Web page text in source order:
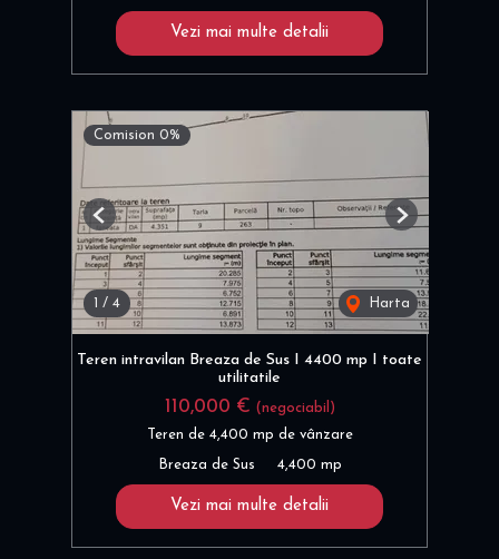
Vezi mai multe detalii
Comision 0%
1 / 4 Harta
Previous Next
Teren intravilan Breaza de Sus I 4400 mp I toate
utilitatile
110,000 € (negociabil)
Teren de 4,400 mp de vânzare
Breaza de Sus 4,400 mp
Vezi mai multe detalii